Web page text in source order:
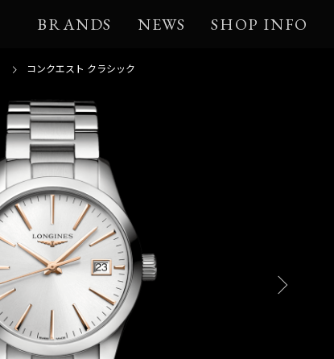
BRANDS NEWS SHOP INFO
コンクエスト クラシック